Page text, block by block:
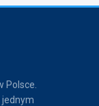
Polsce.
jednym